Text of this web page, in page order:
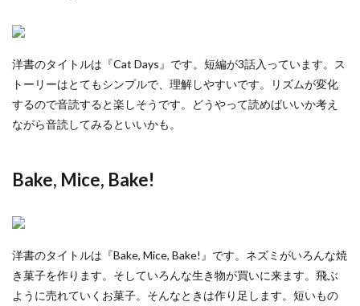
洋書のタイトルは『Cat Days』です。短編が3話入っています。ス
トーリーはとてもシンプルで、理解しやすいです。リズムが変化
するので音読すると楽しそうです。どうやって読めばいいか考え
ながら音読してみるといいかも。
Bake, Mice, Bake!
洋書のタイトルは『Bake, Mice, Bake!』です。ネズミがいろんな焼
き菓子を作ります。そしていろんな生き物が買いに来ます。飛ぶ
ように売れていくお菓子。そんなときは作り足します。短いもの